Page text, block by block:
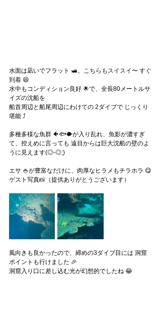
水面は凪いでフラット 🛥️。こちらもスイスイ〜 すぐ
到着 😆
水中もコンディション良好 🌟で、全長80メートルサ
イズの沈船を
船首周辺と船尾周辺にわけての 2ダイブで じっくり
堪能 ⤴
多種多様な魚群 🐠🐟🐡が入り乱れ、魚影が濃すぎ
て、控えめに言っても 遠目からは巨大沈船の壁のよ
うに見えます(◎-◎;)
エサ 🍚が豊富なだけに、肉厚なヒラメもチラホラ 😋
ゲスト写真📸 （提供ありがとうございます）
風向きも良かったので、締めの3ダイブ目には 洞窟
ポイントも行けました 🎉
洞窟入り口に差し込む光が幻想的でしたね 😂